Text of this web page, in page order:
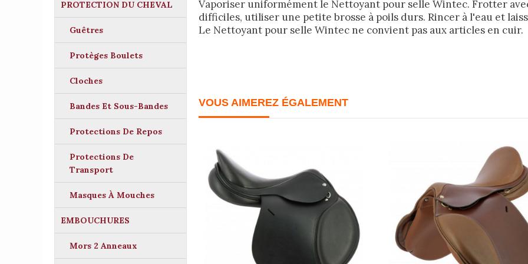
PROTECTION DU CHEVAL
Guêtres
Protèges Boulets
Cloches
Bandes Et Sous-Bandes
Protections De Repos
Protections De
Transport
Masques À Mouches
EMBOUCHURES
Mors 2 Anneaux
Vaporiser uniformément le Nettoyant pour selle Wintec. Frotter
difficiles, utiliser une petite brosse à poils durs. Rincer à l'eau et
Le Nettoyant pour selle Wintec ne convient pas aux articles en cuir.
VOUS AIMEREZ ÉGALEMENT